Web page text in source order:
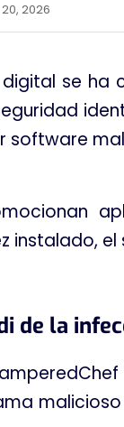
2026
se ha
software
instalado,
de la